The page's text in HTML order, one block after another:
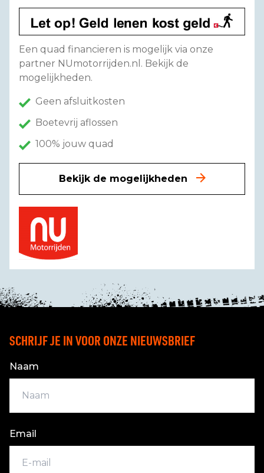
Een quad financieren is mogelijk via onze
partner NUmotorrijden.nl. Bekijk de
mogelijkheden.
Geen afsluitkosten
Boetevrij aflossen
100% jouw quad
Bekijk de mogelijkheden
SCHRIJF JE IN VOOR ONZE NIEUWSBRIEF
Naam
Email